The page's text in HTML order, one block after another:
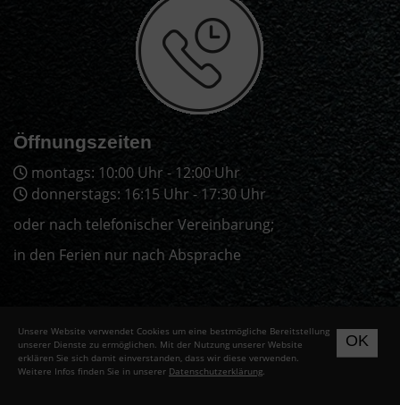
Öffnungszeiten
montags: 10:00 Uhr - 12:00 Uhr
donnerstags: 16:15 Uhr - 17:30 Uhr
oder nach telefonischer Vereinbarung;
in den Ferien nur nach Absprache
OK
Unsere Website verwendet Cookies um eine bestmögliche Bereitstellung
unserer Dienste zu ermöglichen. Mit der Nutzung unserer Website
erklären Sie sich damit einverstanden, dass wir diese verwenden.
Weitere Infos finden Sie in unserer Datenschutzerklärung.